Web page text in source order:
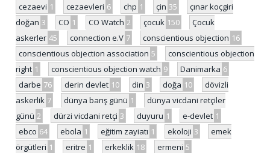
cezaevi 1 cezaevleri 6 chp 1 çin 35
çınar koçgiri
doğan 3 CO 1 CO Watch 2 çocuk 150
Çocuk
askerler 45 connection e.V 7 conscientious objection 16
conscientious objection association 5
conscientious objection
right 1 conscientious objection watch 9 Danimarka 6
darbe 76 derin devlet 10 din 3 doğa 10
dövizli
askerlik 7 dünya barış günü 1
dünya vicdani retçiler
günü 2 dürzi vicdani retçi 3 duyuru 1 e-devlet 1
ebco 64 ebola 1 eğitim zayiatı 1 ekoloji 3
emek
örgütleri 1 eritre 1 erkeklik 18 ermeni 5